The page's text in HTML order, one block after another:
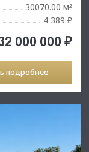
30070.00 м²
4 389 ₽
000 000 ₽
подробнее